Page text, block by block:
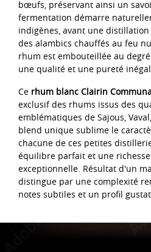
bœufs, préservant ainsi un
fermentation démarre
indigènes, avant une
des alambics chauffés au feu
rhum est embouteillée au
une qualité et une pureté
Ce rhum blanc Clairin
exclusif des rhums issus des
emblématiques de Sajous,
blend unique sublime le
chacune de ces petites
équilibre parfait et une
exceptionnelle. Résultat d'un
distingue par une complexité
notes subtiles et un profil